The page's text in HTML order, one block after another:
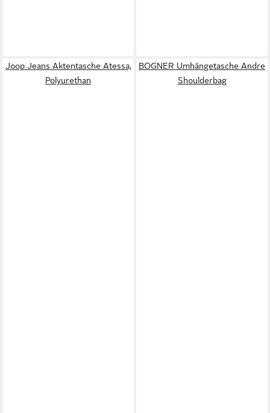
Joop Jeans Aktentasche Atessa,
Polyurethan
BOGNER Umhängetasche Andre
Shoulderbag